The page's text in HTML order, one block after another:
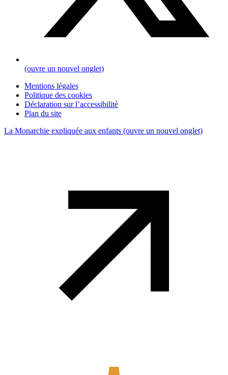
(ouvre un nouvel onglet)
Mentions légales
Politique des cookies
Déclaration sur l’accessibilité
Plan du site
La Monarchie expliquée aux enfants (ouvre un nouvel onglet)